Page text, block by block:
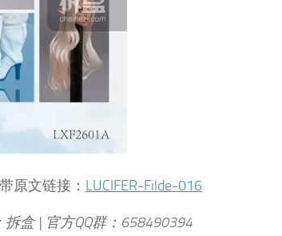
原文链接： LUCIFER-Filde-016
盒 | 官方QQ群：658490394